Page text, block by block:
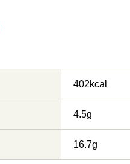
402kcal
4.5g
16.7g